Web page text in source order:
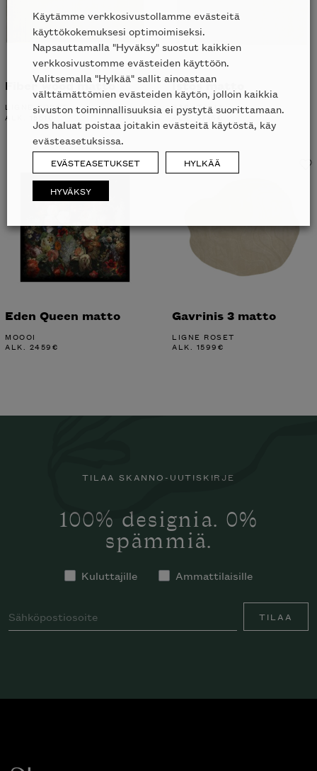
Fiber wood matto
LIGNE ROSET
ALK. 1551€
Istos matto
B&B ITALIA
ALK.5716€
Eden Queen matto
MOOOI
ALK. 2459€
Liikkeessä
Gavrinis 3 matto
LIGNE ROSET
ALK. 1599€
TILAA SKANNO-UUTISKIRJE
100% designia. 0%
spämmiä.
Kuluttajille Ammattilaisille
TILAA
Käytämme verkkosivustollamme evästeitä
käyttökokemuksesi optimoimiseksi.
Napsauttamalla "Hyväksy" suostut kaikkien
verkkosivustomme evästeiden käyttöön.
Valitsemalla "Hylkää" sallit ainoastaan
välttämättömien evästeiden käytön, jolloin kaikkia
sivuston toiminnallisuuksia ei pystytä suorittamaan.
Jos haluat poistaa joitakin evästeitä käytöstä, käy
evästeasetuksissa.
EVÄSTEASETUKSET HYLKÄÄ
HYVÄKSY